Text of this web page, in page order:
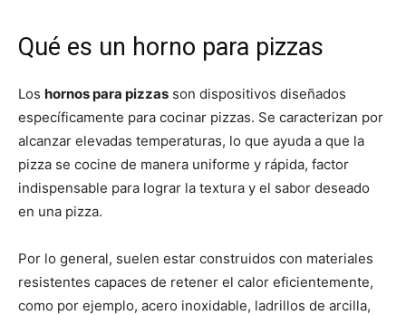
Qué es un horno para pizzas
Los hornos para pizzas son dispositivos diseñados
específicamente para cocinar pizzas. Se caracterizan por
alcanzar elevadas temperaturas, lo que ayuda a que la
pizza se cocine de manera uniforme y rápida, factor
indispensable para lograr la textura y el sabor deseado
en una pizza.
Por lo general, suelen estar construidos con materiales
resistentes capaces de retener el calor eficientemente,
como por ejemplo, acero inoxidable, ladrillos de arcilla,